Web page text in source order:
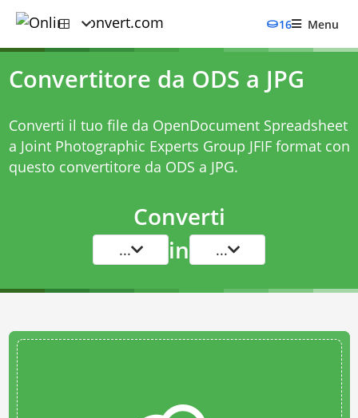
16 Menu
Convertitore da ODS a JPG
Converti il tuo file da OpenDocument Spreadsheet
a Joint Photographic Experts Group JFIF format con
questo convertitore da ODS a JPG.
Converti
... in ...